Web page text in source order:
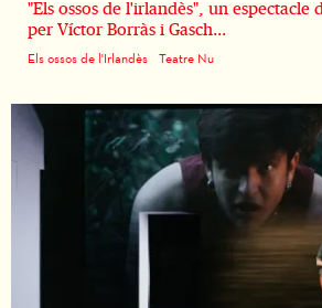
"Els ossos de l'irlandès", un espectacle
per Víctor Borràs i Gasch...
Els ossos de l'Irlandès Teatre Nu